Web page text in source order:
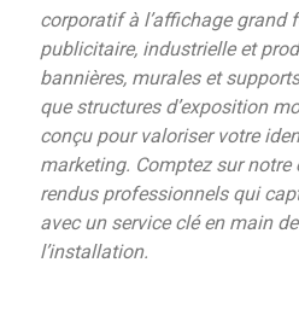
corporatif à l’affichage grand
publicitaire, industrielle et
bannières, murales et
que structures d’exposition
conçu pour valoriser votre
marketing. Comptez sur notre
rendus professionnels qui
avec un service clé en main
l’installation.